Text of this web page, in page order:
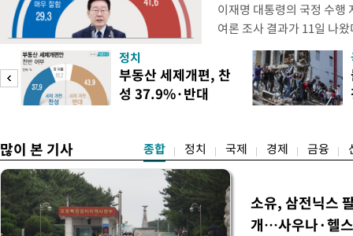
이재명 대통령의 국정 수
여론 조사 결과가 11일 나
스리서치에 의뢰해 지난 9
상 성인 남녀 1018명을 대
의 국정 수행 평가를 물은
44.3%, '잘 못하고 있다'는
정치
부동산 세제개편, 찬
성 37.9%·반대
많이 본 기사 종합 정치 국제 경제 금융
소유, 삼전닉스
개…사우나·헬